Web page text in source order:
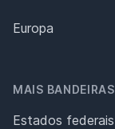
Europa
MAIS BANDEIRAS
Estados federais